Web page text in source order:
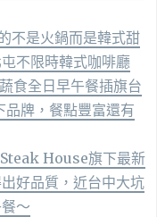
不是火鍋而是韓式甜
不限時韓式咖啡廳
食全日早午餐插旗台
牌，餐點豐富還有
House旗下最新
好品質，近台中大坑
～